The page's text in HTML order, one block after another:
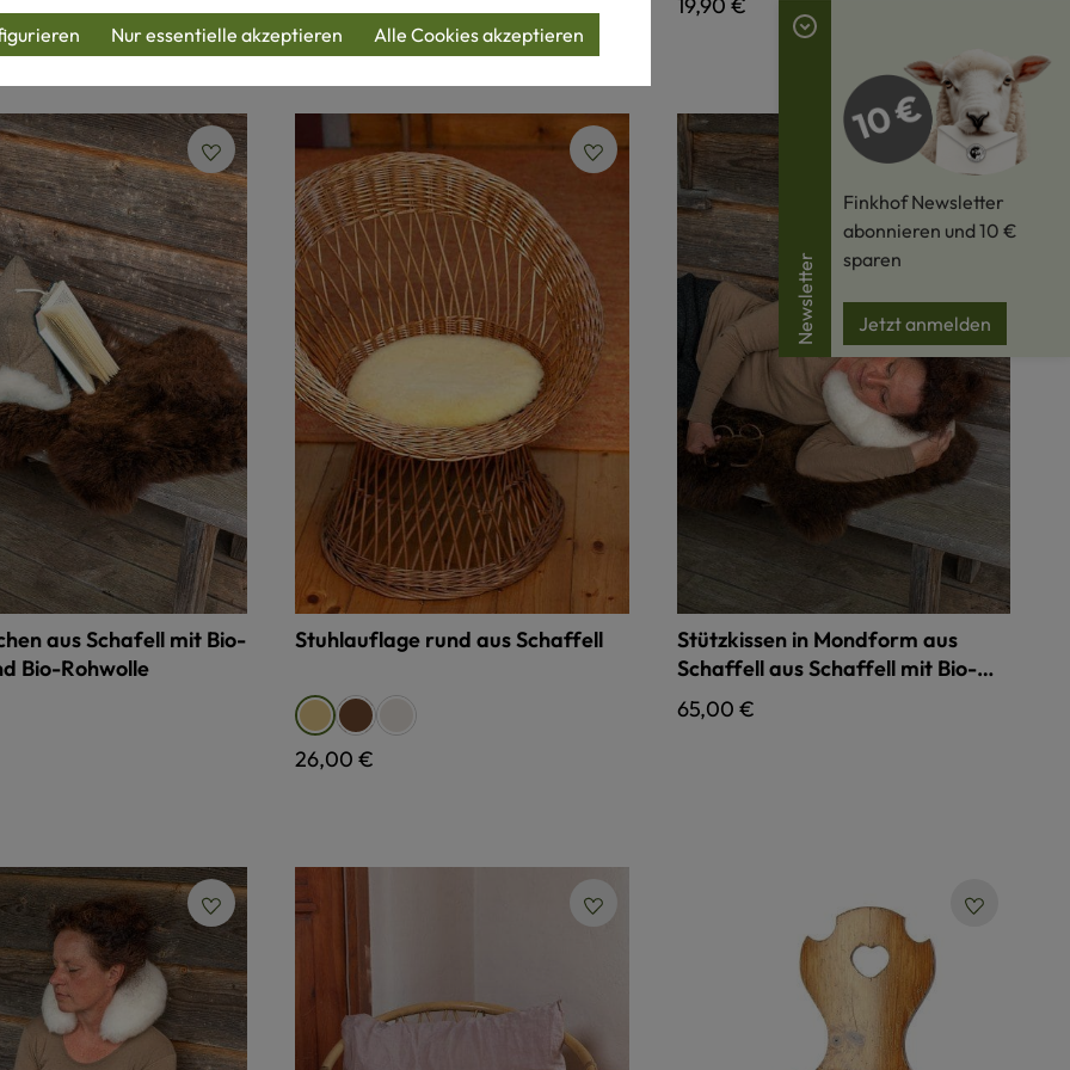
19,90 €
aus Schafell mit Bio-
Bio-Rohwolle
Stuhlauflage rund aus Schaffell
Farbeauswählen
relugan gegerbt, gelblich
pflanzlich gegerbt, braun
pflanzlich gegerbt, weiß
Regulärer Preis:
26,00 €
Stützkissen in Mondform aus
Schaffell aus Schaffell mit Bio-
Rohwolle
Regulärer Preis:
65,00 €
Newsletter
Finkhof Newsletter
abonnieren und 10 €
sparen
Jetzt anmelden
Nur essentielle akzeptieren Alle Cookies akzeptieren